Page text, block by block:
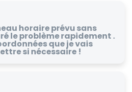
horaire prévu sans
le problème rapidement .
que je vais
si nécessaire !